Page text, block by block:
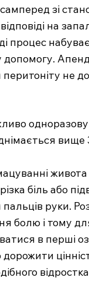
зі
на
процес
допомогу.
не
вище
живота
біль або
руки.
болю і тому
в перші